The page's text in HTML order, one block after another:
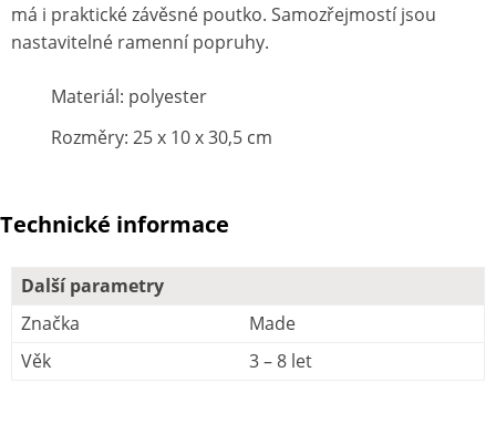
má i praktické závěsné poutko. Samozřejmostí jsou
nastavitelné ramenní popruhy.
Materiál: polyester
Rozměry: 25 x 10 x 30,5 cm
Technické informace
Další parametry
Značka
Made
Věk
3 – 8 let